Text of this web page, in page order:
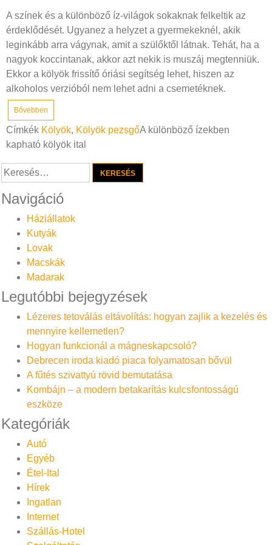
A színek és a különböző íz-világok sokaknak felkeltik az
érdeklődését. Ugyanez a helyzet a gyermekeknél, akik
leginkább arra vágynak, amit a szülőktől látnak. Tehát, ha a
nagyok koccintanak, akkor azt nekik is muszáj megtenniük.
Ekkor a kölyök frissítő óriási segítség lehet, hiszen az
alkoholos verzióból nem lehet adni a csemetéknek.
Bővebben
Címkék Kölyök, Kölyök pezsgőA különböző ízekben
kapható kölyök ital
Keresés:
Navigáció
Háziállatok
Kutyák
Lovak
Macskák
Madarak
Legutóbbi bejegyzések
Lézeres tetoválás eltávolítás: hogyan zajlik a kezelés és
mennyire kellemetlen?
Hogyan funkcionál a mágneskapcsoló?
Debrecen iroda kiadó piaca folyamatosan bővül
A fűtés szivattyú rövid bemutatása
Kombájn – a modern betakarítás kulcsfontosságú
eszköze
Kategóriák
Autó
Egyéb
Étel-Ital
Hírek
Ingatlan
Internet
Szállás-Hotel